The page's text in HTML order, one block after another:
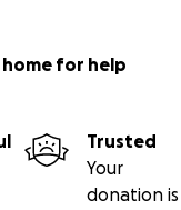
for help
Trusted
Your
donation is